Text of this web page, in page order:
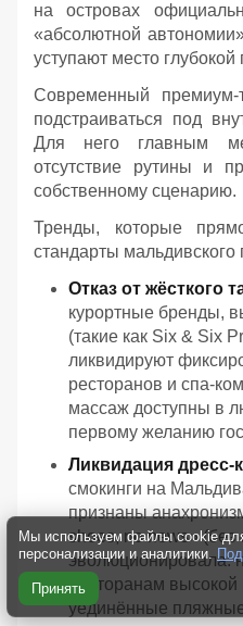
на островах
«абсолютной
уступают место
Современный
подстраиваться под
Для него главным
отсутствие рутины и
собственному сценарию.
Тренды, которые
стандарты мальдивского
Отказ от жёсткого
курортные бренды,
(такие как Six & Six
ликвидируют
ресторанов и спа-
массаж доступны в
первому желанию
Ликвидация дресс-
смокинги на
признаны
shoes, no news» (без
эволюционировала:
ресторанам высокой
уединённые
Мы используем файлы cookie
персонализации и аналитики.
Принять